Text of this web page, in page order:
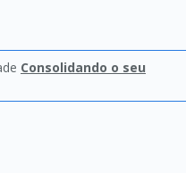
Consolidando o seu